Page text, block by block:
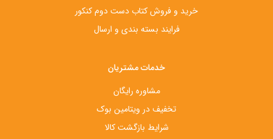
خرید و فروش کتاب دست‌ دوم کنکور
فرایند بسته بندی و ارسال
خدمات مشتریان
مشاوره رایگان
تخفیف در ویتامین بوک
شرایط بازگشت کالا